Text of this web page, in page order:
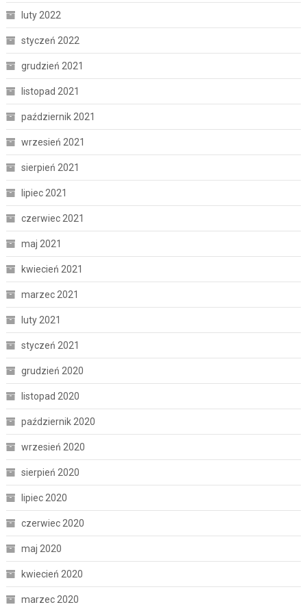
luty 2022
styczeń 2022
grudzień 2021
listopad 2021
październik 2021
wrzesień 2021
sierpień 2021
lipiec 2021
czerwiec 2021
maj 2021
kwiecień 2021
marzec 2021
luty 2021
styczeń 2021
grudzień 2020
listopad 2020
październik 2020
wrzesień 2020
sierpień 2020
lipiec 2020
czerwiec 2020
maj 2020
kwiecień 2020
marzec 2020